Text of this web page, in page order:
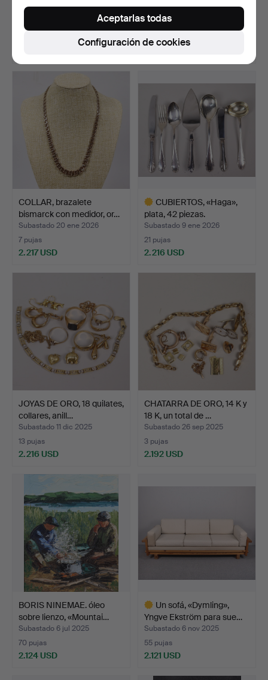
suecas, un total de 3040…
seleccionado
fotografía, "Lucentum 4.
Ali…
Subastado 31 may 2026
16 pujas
COLLAR, brazalete
bismarck con medidor, or…
Subastado 20 ene 2026
7 pujas
2.217 USD
CUBIERTOS, «Haga»,
plata, 42 piezas.
Subastado 9 ene 2026
21 pujas
2.216 USD
JOYAS DE ORO, 18 quilates,
collares, anill…
Subastado 11 dic 2025
13 pujas
2.216 USD
CHATARRA DE ORO, 14 K y
18 K, un total de …
Subastado 26 sep 2025
3 pujas
2.192 USD
BORIS NINEMAE. óleo
sobre lienzo, «Mountai…
Subastado 6 jul 2025
70 pujas
2.124 USD
Un sofá, «Dymling»,
Yngve Ekström para sue…
Subastado 6 nov 2025
55 pujas
2.121 USD
Configuración de cookies
Aceptarlas todas